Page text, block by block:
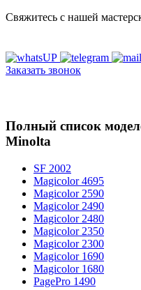
Свяжитесь с нашей
Заказать звонок
Полный список
Minolta
SF 2002
Magicolor 4695
Magicolor 2590
Magicolor 2490
Magicolor 2480
Magicolor 2350
Magicolor 2300
Magicolor 1690
Magicolor 1680
PagePro 1490